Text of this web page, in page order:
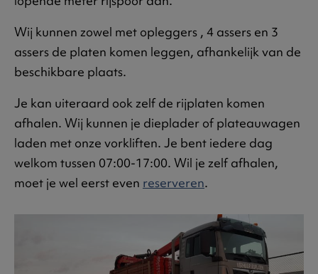
Wij kunnen zowel met opleggers , 4 assers en 3
assers de platen komen leggen, afhankelijk van de
beschikbare plaats.
Je kan uiteraard ook zelf de rijplaten komen
afhalen. Wij kunnen je dieplader of plateauwagen
laden met onze vorkliften. Je bent iedere dag
welkom tussen 07:00-17:00. Wil je zelf afhalen,
moet je wel eerst even reserveren.